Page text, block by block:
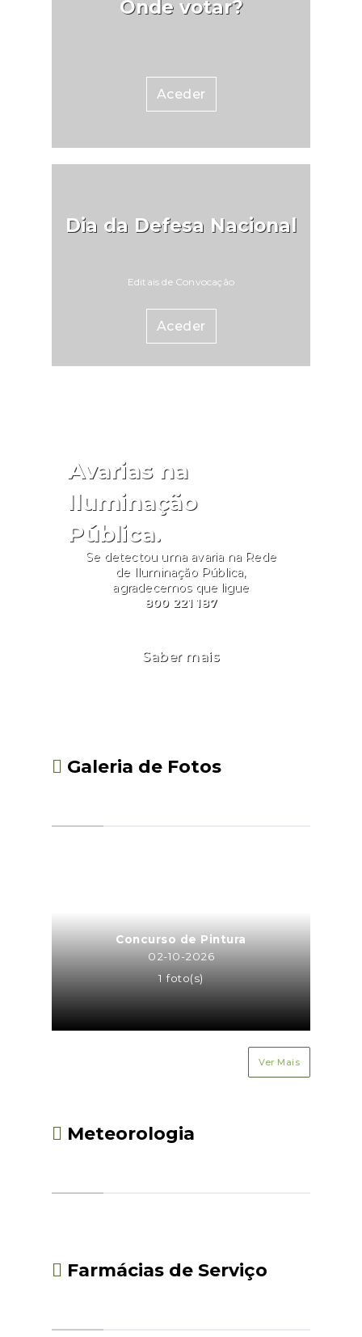
Onde votar?
Aceder
Dia da Defesa Nacional
Editais de Convocação
Aceder
Avarias na
Iluminação
Pública.
Se detectou uma avaria na Rede
de Iluminação Pública,
agradecemos que ligue
800 221 187
Saber mais
Galeria de Fotos
Concurso de Pintura
02-10-2026
1 foto(s)
Ver Mais
Meteorologia
Farmácias de Serviço